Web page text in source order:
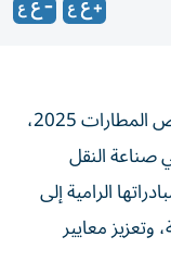
تشارك هيئة دبي للطيران المدني في معرض المطارات 2025،
صناعة النقل
الرامية إلى
وتعزيز معايير